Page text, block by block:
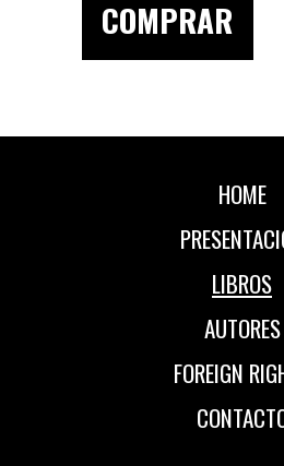
COMPRAR
HOME
LIBROS
AUTORES
FOREIGN